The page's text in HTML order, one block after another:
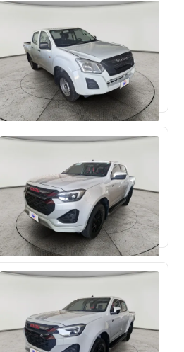
مستعملة 120,150 كم
مستعملة 32,064 كم ممشى قليل